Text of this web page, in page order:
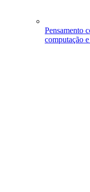
Pensamento
computação